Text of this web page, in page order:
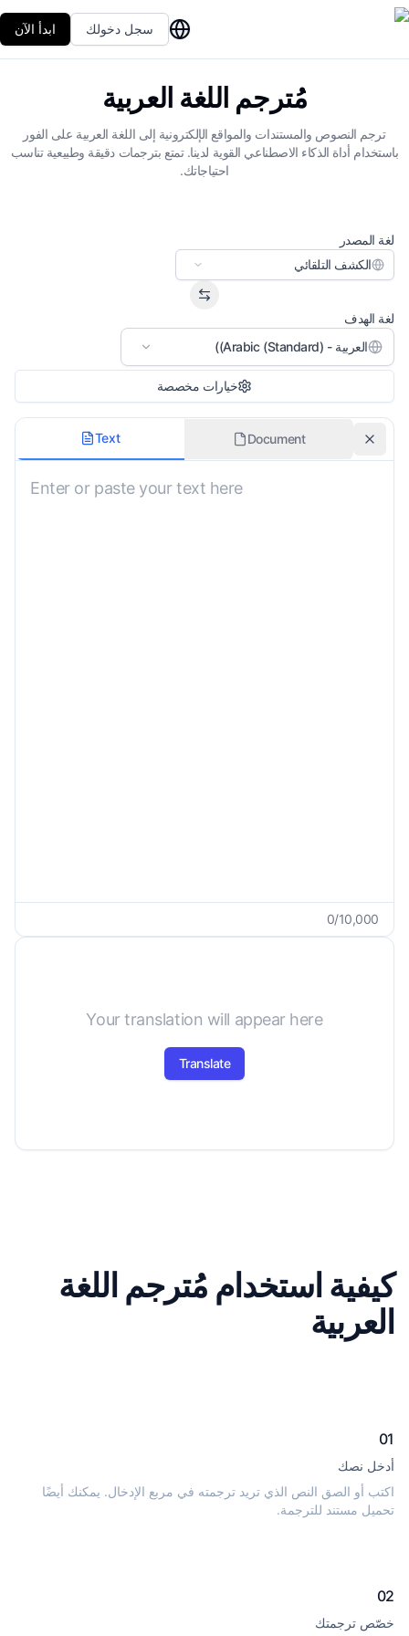
سجل دخولك ابدأ الآن
مُترجم اللغة العربية
ترجم النصوص والمستندات والمواقع الإلكترونية إلى اللغة العربية على الفور
باستخدام أداة الذكاء الاصطناعي القوية لدينا. تمتع بترجمات دقيقة وطبيعية تناسب
احتياجاتك.
لغة المصدر
الكشف التلقائي
لغة الهدف
العربية - (Arabic (Standard))
خيارات مخصصة
أسلوب الترجمة
غير مُحدد
Text Document
0/10,000
Your translation will appear here
Translate
كيفية استخدام مُترجم اللغة
العربية
01
أدخل نصك
اكتب أو الصق النص الذي تريد ترجمته في مربع الإدخال. يمكنك أيضًا
تحميل مستند للترجمة.
02
خصّص ترجمتك